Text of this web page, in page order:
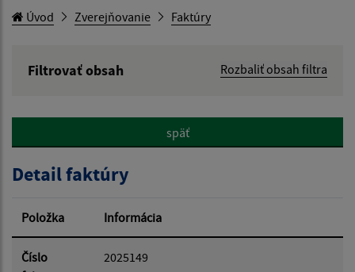
Úvod Zverejňovanie Faktúry
Filtrovať obsah
Rozbaliť obsah filtra
Hľadať v:
Dátum od:
späť
Detail faktúry
Položka Informácia
Číslo
2025149